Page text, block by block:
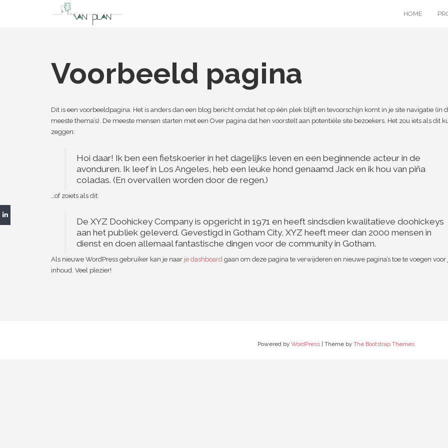
HOME
Voorbeeld pagina
Dit is een voorbeeldpagina. Het is anders dan een blog bericht omdat het op één plek blijft en tevoorschijn komt in je site navigatie (in
meeste thema’s). De meeste mensen starten met een Over pagina dat hen voorstelt aan potentiële site bezoekers. Het zou iets als dit
zeggen:
Hoi daar! Ik ben een fietskoerier in het dagelijks leven en een beginnende acteur in de
avonduren. Ik leef in Los Angeles, heb een leuke hond genaamd Jack en ik hou van piña
coladas. (En overvallen worden door de regen.)
…of zoiets als dit:
De XYZ Doohickey Company is opgericht in 1971 en heeft sindsdien kwalitatieve doohickeys
aan het publiek geleverd. Gevestigd in Gotham City, XYZ heeft meer dan 2000 mensen in
dienst en doen allemaal fantastische dingen voor de community in Gotham.
Als nieuwe WordPress gebruiker kan je naar je dashboard gaan om deze pagina te verwijderen en nieuwe pagina’s toe te voegen voor
inhoud. Veel plezier!
Powered by WordPress | Theme by The Bootstrap Themes